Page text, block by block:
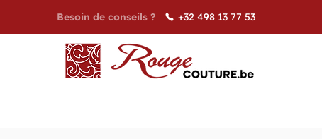
Besoin de conseils ? +32 498 13 77 53